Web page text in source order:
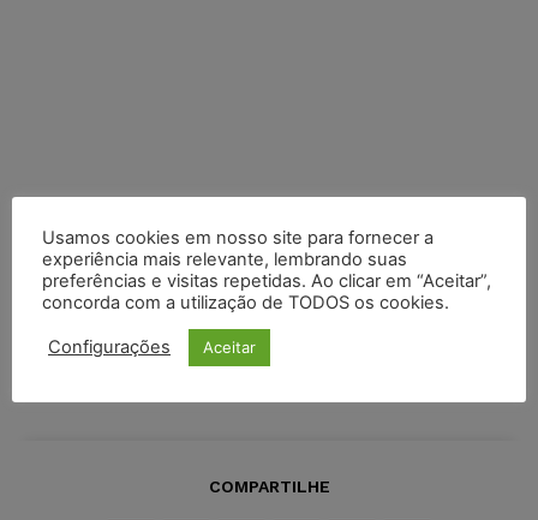
COMPARTILHE
Usamos cookies em nosso site para fornecer a
experiência mais relevante, lembrando suas
preferências e visitas repetidas. Ao clicar em “Aceitar”,
concorda com a utilização de TODOS os cookies.
Configurações Aceitar